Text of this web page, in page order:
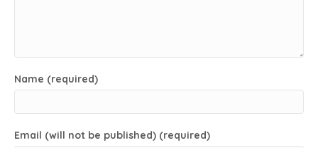
Name (required)
Email (will not be published) (required)